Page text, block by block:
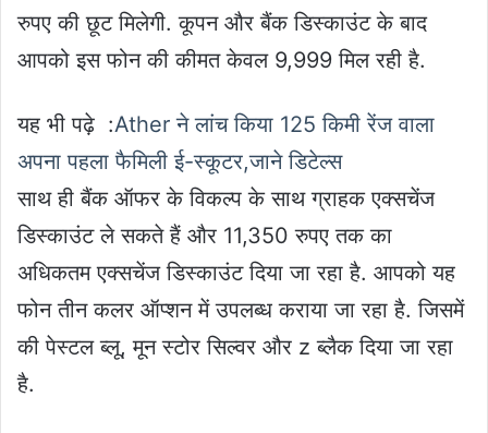
रुपए की छूट मिलेगी. कूपन और बैंक डिस्काउंट के बाद
आपको इस फोन की कीमत केवल 9,999 मिल रही है.
यह भी पढ़े :Ather ने लांच किया 125 किमी रेंज वाला
अपना पहला फैमिली ई-स्कूटर,जाने डिटेल्स
साथ ही बैंक ऑफर के विकल्प के साथ ग्राहक एक्सचेंज
डिस्काउंट ले सकते हैं और 11,350 रुपए तक का
अधिकतम एक्सचेंज डिस्काउंट दिया जा रहा है. आपको यह
फोन तीन कलर ऑप्शन में उपलब्ध कराया जा रहा है. जिसमें
की पेस्टल ब्लू, मून स्टोर सिल्वर और z ब्लैक दिया जा रहा
है.